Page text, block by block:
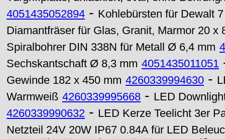
4051435052894 - Kohlebürsten für Dewalt
Diamantfräser für Glas, Granit, Marmor 20 x
Spiralbohrer DIN 338N für Metall Ø 6,4 mm
Sechskantschaft Ø 8,3 mm 4051435011051
Gewinde 182 x 450 mm 4260339994630 -
Warmweiß 4260339995668 - LED
4260339990632 - LED Kerze Teelicht 3er
Netzteil 24V 20W IP67 0.84A für LED